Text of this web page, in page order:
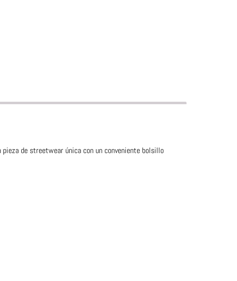
de streetwear única con un conveniente bolsillo